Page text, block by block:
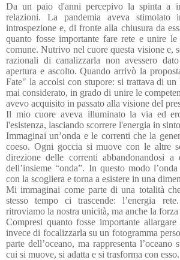
Da un paio d'anni percepivo la spinta a
relazioni. La pandemia aveva stimolato
introspezione e, di fronte alla chiusura da
quanto fosse importante fare rete e unire
comune. Nutrivo nel cuore questa visione e,
razionali di canalizzarla non avessero
apertura e ascolto.Quando arrivò la
Fate" la accolsi con stupore: si trattava di
mai considerato, in grado di unire le
avevo acquisito in passato alla visione del
Il mio cuore aveva illuminato la via ed
l'esistenza, lasciando scorrere l'energia in
Immaginaiun’onda e le correnti che la
coeso. Ogni goccia si muove con le altre
direzione delle correnti abbandonandosi a
dell’insieme“onda”. In questo modo
con la scogliera e torna a esistere in una
Mi immaginai come parte di una totalità
stesso tempo ci trascende:l’energia
ritroviamo la nostra unicità, ma anche la
Compresi quanto fosse importante
invece di focalizzarla su un fotogramma
parte dell’oceano, ma rappresenta l’oceano
cui si muove, si adatta e si trasforma con esso.